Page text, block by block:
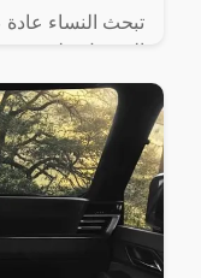
تبحث النساء
الخاصة بالبشرة
فترة قصيرة،